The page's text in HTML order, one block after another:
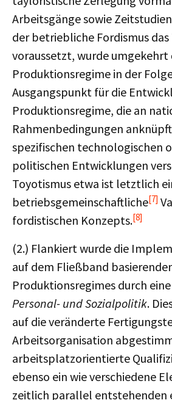
Arbeitsgänge sowie
der betriebliche Fordismus
voraussetzt, wurde umgekehrt
Produktionsregime in der
Ausgangspunkt für die
Produktionsregime, die an
Rahmenbedingungen
spezifischen technologischen
politischen Entwicklungen
Toyotismus etwa ist letztlich
betriebsgemeinschaftliche[7]
fordistischen Konzepts.[8]
(2.) Flankiert wurde die
auf dem Fließband
Produktionsregimes durch
Personal- und Sozialpolitik.
auf die veränderte
Arbeitsorganisation
arbeitsplatzorientierte
ebenso ein wie verschiedene
zeitlich parallel entstehenden